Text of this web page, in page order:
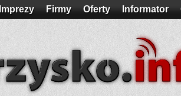
Imprezy Firmy Oferty Informator